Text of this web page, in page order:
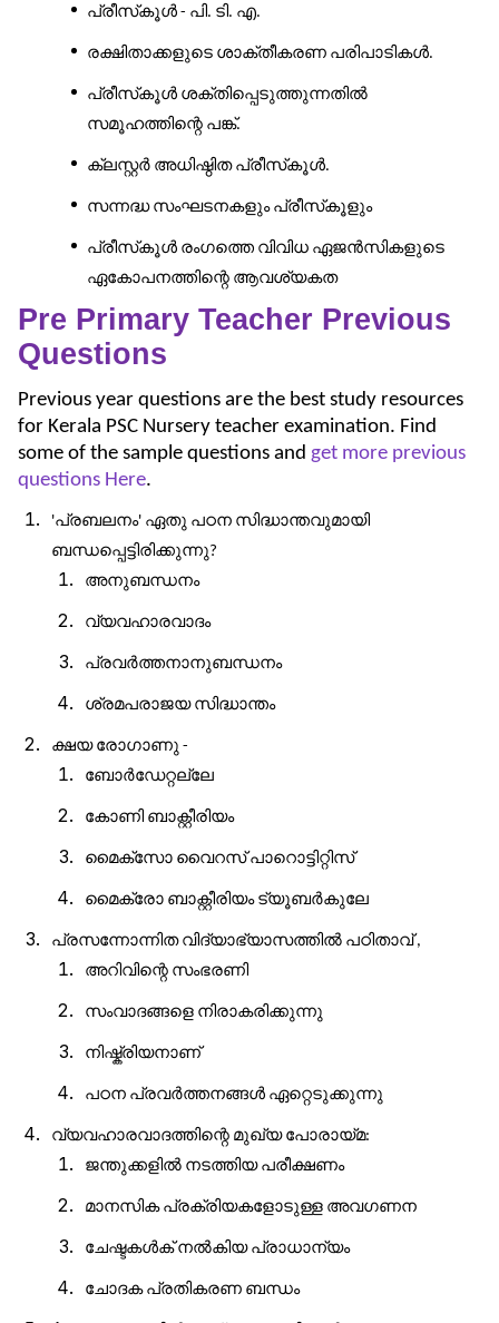
പ്രീസ്കൂൾ - പി. ടി. എ.
രക്ഷിതാക്കളുടെ ശാക്തീകരണ പരിപാടികൾ.
പ്രീസ്കൂൾ ശക്തിപ്പെടുത്തുന്നതിൽ
സമൂഹത്തിന്റെ പങ്ക്.
ക്ലസ്റ്റർ അധിഷ്ഠിത പ്രീസ്കൂൾ.
സന്നദ്ധ സംഘടനകളും പ്രീസ്കൂളും
പ്രീസ്കൂൾ രംഗത്തെ വിവിധ ഏജൻസികളുടെ
ഏകോപനത്തിന്റെ ആവശ്യകത
Pre Primary Teacher Previous
Questions
Previous year questions are the best study resources
for Kerala PSC Nursery teacher examination. Find
some of the sample questions and get more previous
questions Here.
'പ്രബലനം' ഏതു പഠന സിദ്ധാന്തവുമായി
ബന്ധപ്പെട്ടിരിക്കുന്നു?
അനുബന്ധനം
വ്യവഹാരവാദം
പ്രവർത്തനാനുബന്ധനം
ശ്രമപരാജയ സിദ്ധാന്തം
ക്ഷയ രോഗാണു -
ബോർഡേറ്റല്ലേ
കോണി ബാക്റ്റീരിയം
മൈക്സോ വൈറസ്പാറൊട്ടിറ്റിസ്
മൈക്രോ ബാക്റ്റീരിയം ട്യൂബർകുലേ
പ്രസന്നോന്നിത വിദ്യാഭ്യാസത്തിൽ പഠിതാവ്,
അറിവിന്റെ സംഭരണി
സംവാദങ്ങളെ നിരാകരിക്കുന്നു
നിഷ്ക്രിയനാണ്
പഠന പ്രവർത്തനങ്ങൾ ഏറ്റെടുക്കുന്നു
വ്യവഹാരവാദത്തിന്റെ മുഖ്യ പോരായ്മ:
ജന്തുക്കളിൽ നടത്തിയ പരീക്ഷണം
മാനസിക പ്രക്രിയകളോടുള്ള അവഗണന
ചേഷ്ടകൾക്നൽകിയ പ്രാധാന്യം
ചോദക പ്രതികരണ ബന്ധം